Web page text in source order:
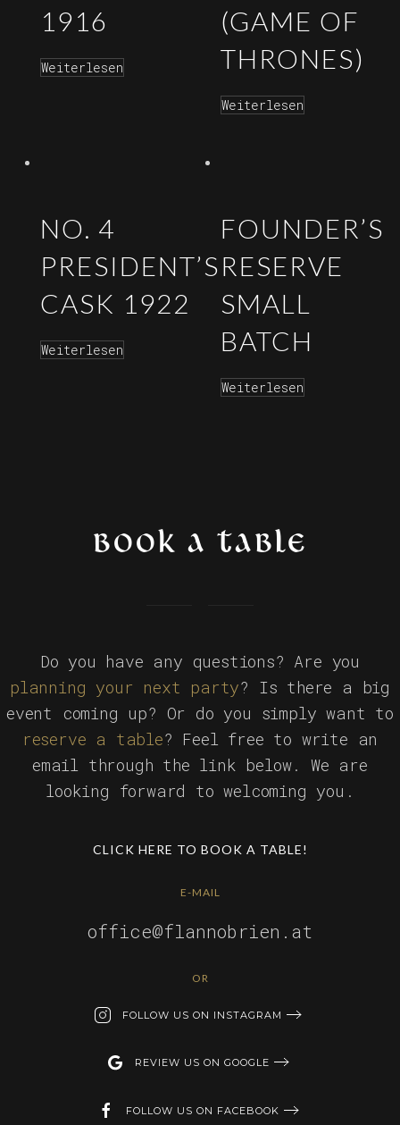
1916
Weiterlesen
(GAME OF
THRONES)
Weiterlesen
NO. 4
PRESIDENT’S
CASK 1922
Weiterlesen
FOUNDER’S
RESERVE
SMALL
BATCH
Weiterlesen
BOOK A TABLE
Do you have any questions? Are you
planning your next party? Is there a big
event coming up? Or do you simply want to
reserve a table? Feel free to write an
email through the link below. We are
looking forward to welcoming you.
CLICK HERE TO BOOK A TABLE!
E-MAIL
office@flannobrien.at
OR
FOLLOW US ON INSTAGRAM
REVIEW US ON GOOGLE
FOLLOW US ON FACEBOOK